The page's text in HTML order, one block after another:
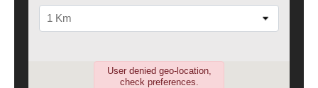
1 Km
User denied geo-location,
check preferences.